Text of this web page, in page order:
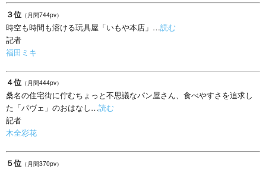
３位 （月間744pv）
時空も時間も溶ける玩具屋「いもや本店」…読む
記者
福田ミキ
４位 （月間444pv）
桑名の住宅街に佇むちょっと不思議なパン屋さん、食べやすさを追求し
た「パヴェ」のおはなし…読む
記者
木全彩花
５位 （月間370pv）